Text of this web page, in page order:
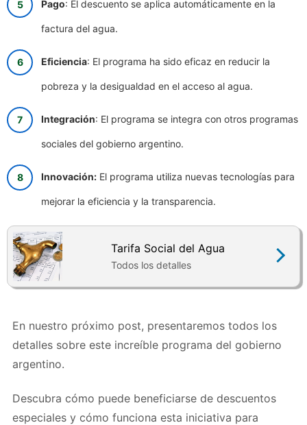
Pago: El descuento se aplica automáticamente en la
factura del agua.
Eficiencia: El programa ha sido eficaz en reducir la
pobreza y la desigualdad en el acceso al agua.
Integración: El programa se integra con otros programas
sociales del gobierno argentino.
Innovación: El programa utiliza nuevas tecnologías para
mejorar la eficiencia y la transparencia.
Tarifa Social del Agua
Todos los detalles
En nuestro próximo post, presentaremos todos los
detalles sobre este increíble programa del gobierno
argentino.
Descubra cómo puede beneficiarse de descuentos
especiales y cómo funciona esta iniciativa para